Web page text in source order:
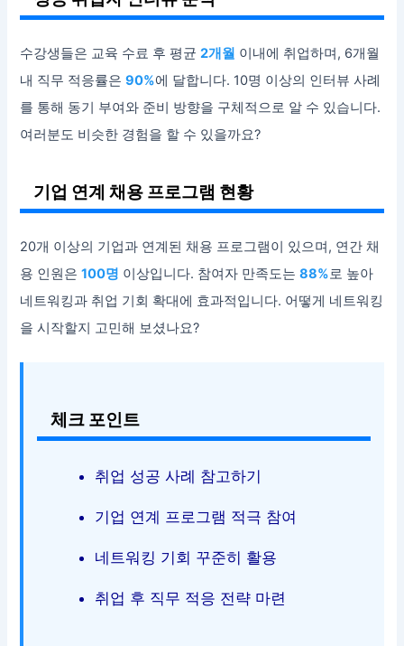
수강생들은 교육 수료 후 평균2개월 이내에 취업하며, 6개월
내 직무 적응률은90%에 달합니다. 10명 이상의 인터뷰 사례
를 통해 동기 부여와 준비 방향을 구체적으로 알 수 있습니다.
여러분도 비슷한 경험을 할 수 있을까요?
기업 연계 채용 프로그램 현황
20개 이상의 기업과 연계된 채용 프로그램이 있으며, 연간 채
용 인원은100명 이상입니다. 참여자 만족도는88%로 높아
네트워킹과 취업 기회 확대에 효과적입니다. 어떻게 네트워킹
을 시작할지 고민해 보셨나요?
체크 포인트
취업 성공 사례 참고하기
기업 연계 프로그램 적극 참여
네트워킹 기회 꾸준히 활용
취업 후 직무 적응 전략 마련